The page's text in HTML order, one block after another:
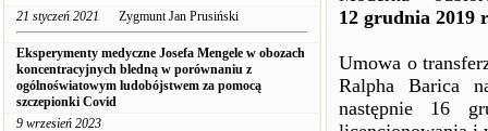
21 styczeń 2021 Zygmunt Jan Prusiński
Eksperymenty medyczne Josefa Mengele w obozach
koncentracyjnych bledną w porównaniu z
ogólnoświatowym ludobójstwem za pomocą
szczepionki Covid
9 wrzesień 2023
12 grudnia 2019
Umowa o
Ralpha Barica
następnie 16